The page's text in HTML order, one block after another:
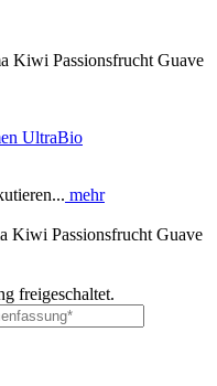
Kiwi Passionsfrucht Guave
UltraBio
mehr
Kiwi Passionsfrucht Guave
freigeschaltet.